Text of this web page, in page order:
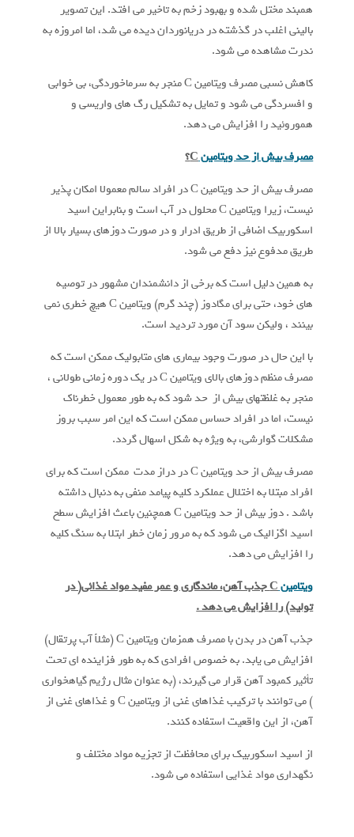
همبند مختل شده و بهبود زخم به تاخیر می افتد. این تصویر
بالینی اغلب در گذشته در دریانوردان دیده می شد، اما امروزه به
ندرت مشاهده می شود.
کاهش نسبی مصرف ویتامین C منجر به سرماخوردگی، بی خوابی
و افسردگی می شود و تمایل به تشکیل رگ های واریسی و
هموروئید را افزایش می دهد.
مصرف بیش از حد ویتامینC؟
مصرف بیش از حد ویتامین C در افراد سالم معمولا امکان پذیر
نیست، زیرا ویتامین C محلول در آب است و بنابراین اسید
اسکوربیک اضافی از طریق ادرار و در صورت دوزهای بسیار بالا از
طریق مدفوع نیز دفع می شود.
به همین دلیل است که برخی از دانشمندان مشهور در توصیه
های خود، حتی برای مگادوز (چند گرم) ویتامین C هیچ خطری نمی
بینند ، ولیکن سود آن مورد تردید است.
با این حال در صورت وجود بیماری های متابولیک ممکن است که
مصرف منظم دوزهای بالای ویتامین C در یک دوره زمانی طولانی ،
منجر به غلظتهای بیش از حد شود که به طور معمول خطرناک
نیست، اما در افراد حساس ممکن است که این امر سبب بروز
مشکلات گوارشی، به ویژه به شکل اسهال گردد.
مصرف بیش از حد ویتامین C در دراز مدت ممکن است که برای
افراد مبتلا به اختلال عملکرد کلیه پیامد منفی به دنبال داشته
باشد . دوز بیش از حد ویتامین C همچنین باعث افزایش سطح
اسید اگزالیک می شود که به مرور زمان خطر ابتلا به سنگ کلیه
را افزایش می دهد.
ویتامینCجذب آهن، ماندگاری و عمر مفید مواد غذائی( در
تولید) را افزایش می دهد .
جذب آهن در بدن با مصرف همزمان ویتامین C (مثلاً آب پرتقال)
افزایش می یابد. به خصوص افرادی که به طور فزاینده ای تحت
تأثیر کمبود آهن قرار می گیرند، (به عنوان مثال رژیم گیاهخواری
) می توانند با ترکیب غذاهای غنی از ویتامین C و غذاهای غنی از
آهن، از این واقعیت استفاده کنند.
از اسید اسکوربیک برای محافظت از تجزیه مواد مختلف و
نگهداری مواد غذایی استفاده می شود.